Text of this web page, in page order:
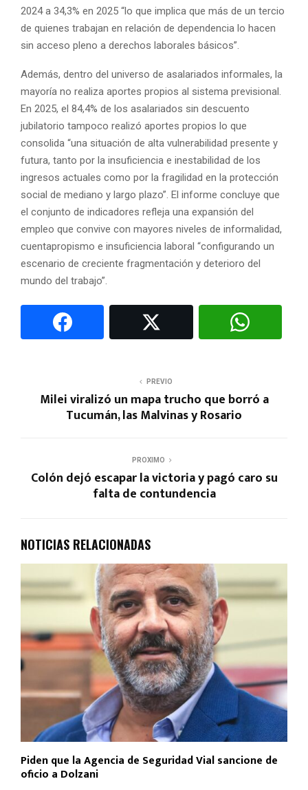
2024 a 34,3% en 2025 “lo que implica que más de un tercio
de quienes trabajan en relación de dependencia lo hacen
sin acceso pleno a derechos laborales básicos”.
Además, dentro del universo de asalariados informales, la
mayoría no realiza aportes propios al sistema previsional.
En 2025, el 84,4% de los asalariados sin descuento
jubilatorio tampoco realizó aportes propios lo que
consolida “una situación de alta vulnerabilidad presente y
futura, tanto por la insuficiencia e inestabilidad de los
ingresos actuales como por la fragilidad en la protección
social de mediano y largo plazo”. El informe concluye que
el conjunto de indicadores refleja una expansión del
empleo que convive con mayores niveles de informalidad,
cuentapropismo e insuficiencia laboral “configurando un
escenario de creciente fragmentación y deterioro del
mundo del trabajo”.
PREVIO
Milei viralizó un mapa trucho que borró a
Tucumán, las Malvinas y Rosario
PROXIMO
Colón dejó escapar la victoria y pagó caro su
falta de contundencia
NOTICIAS RELACIONADAS
Piden que la Agencia de Seguridad Vial sancione de
oficio a Dolzani